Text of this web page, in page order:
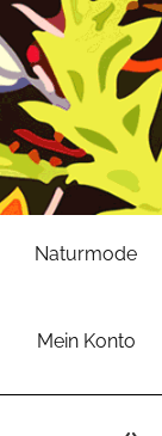
Naturmode
Mein Konto